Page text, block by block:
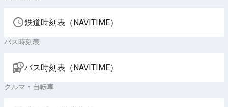
鉄道時刻表（NAVITIME）
バス時刻表
バス時刻表（NAVITIME）
クルマ・自転車